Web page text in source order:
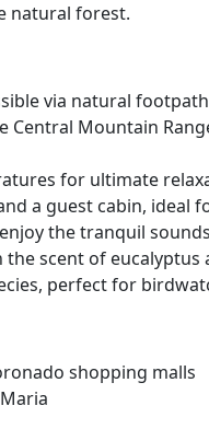
natural forest.
via natural
Central Mountain
for ultimate
a guest cabin, ideal
the tranquil
scent of eucalyptus
perfect for
shopping malls